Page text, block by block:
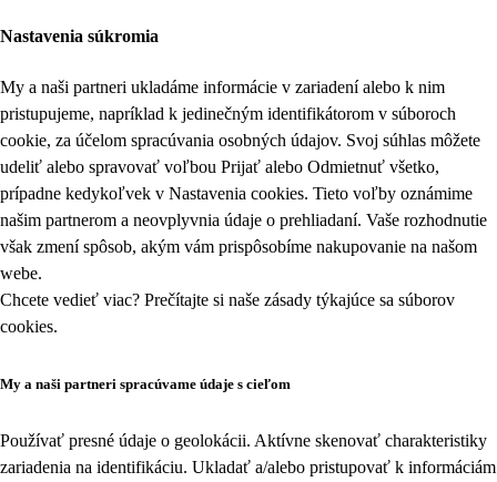
Nastavenia súkromia
My a naši partneri ukladáme informácie v zariadení alebo k nim
pristupujeme, napríklad k jedinečným identifikátorom v súboroch
cookie, za účelom spracúvania osobných údajov. Svoj súhlas môžete
udeliť alebo spravovať voľbou Prijať alebo Odmietnuť všetko,
prípadne kedykoľvek v Nastavenia cookies. Tieto voľby oznámime
našim partnerom a neovplyvnia údaje o prehliadaní. Vaše rozhodnutie
však zmení spôsob, akým vám prispôsobíme nakupovanie na našom
webe.
Chcete vedieť viac? Prečítajte si naše zásady týkajúce sa súborov
cookies.
My a naši partneri spracúvame údaje s cieľom
Používať presné údaje o geolokácii. Aktívne skenovať charakteristiky
zariadenia na identifikáciu. Ukladať a/alebo pristupovať k informáciám